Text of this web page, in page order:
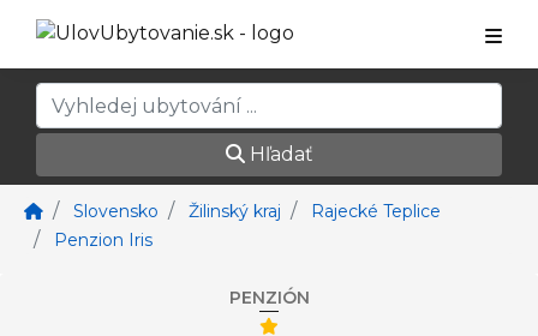
Hľadať
Slovensko Žilinský kraj
Rajecké Teplice
Penzion Iris
PENZIÓN